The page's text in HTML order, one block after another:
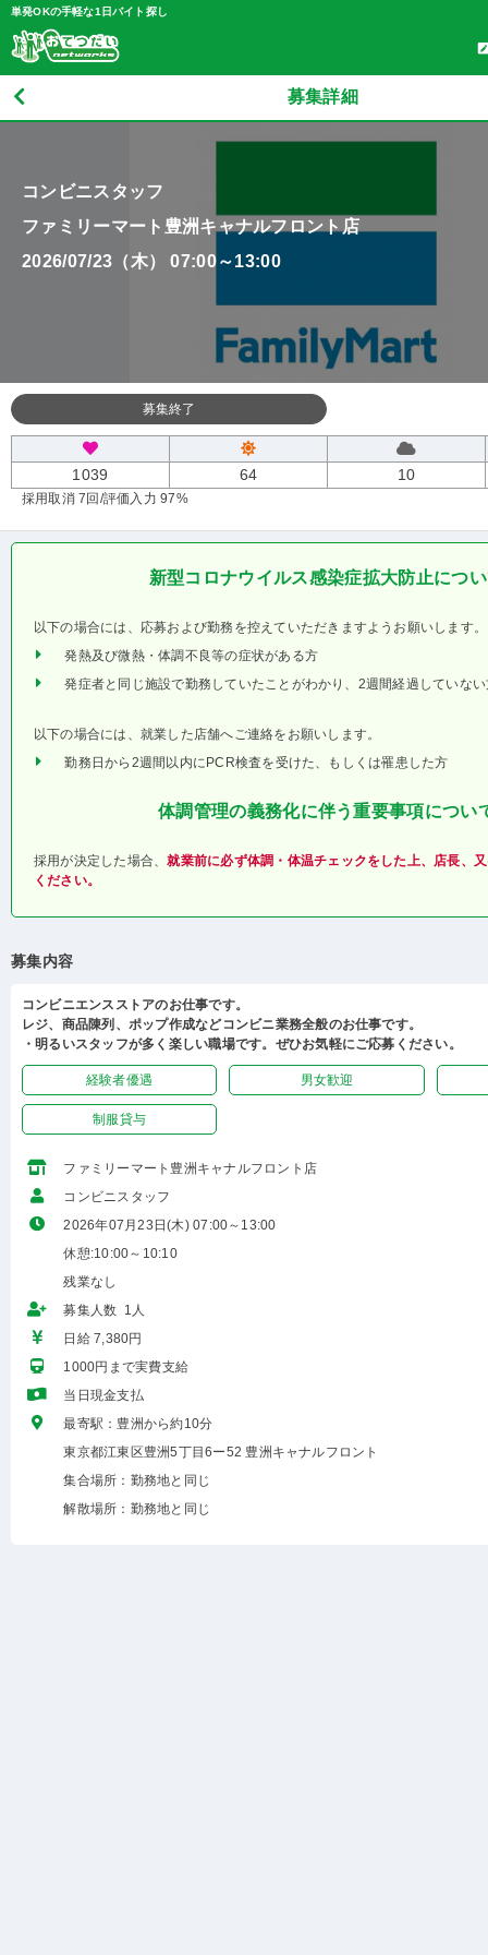
単発OKの手軽な1日バイト探し
募集詳細
コンビニスタッフ
ファミリーマート豊洲キャナルフロント店
2026/07/23（木） 07:00～13:00
募集終了
1039 64 10
採用取消 7回 /評価入力 97%
新型コロナウイルス感染症拡大防止につ
以下の場合には、応募および勤務を控えていただきますようお願いします。
発熱及び微熱・体調不良等の症状がある方
発症者と同じ施設で勤務していたことがわかり、2週間経過していな
以下の場合には、就業した店舗へご連絡をお願いします。
勤務日から2週間以内にPCR検査を受けた、もしくは罹患した方
体調管理の義務化に伴う重要事項につい
採用が決定した場合、就業前に必ず体調・体温チェックをした上、店長、
ください。
募集内容
コンビニエンスストアのお仕事です。
レジ、商品陳列、ポップ作成などコンビニ業務全般のお仕事です。
・明るいスタッフが多く楽しい職場です。ぜひお気軽にご応募ください。
経験者優遇 男女歓迎
制服貸与
ファミリーマート豊洲キャナルフロント店
コンビニスタッフ
2026年07月23日(木) 07:00～13:00
休憩:10:00～10:10
残業なし
募集人数 1人
日給 7,380円
1000円まで実費支給
当日現金支払
最寄駅：豊洲から約10分
東京都江東区豊洲5丁目6ー52 豊洲キャナルフロント
集合場所：勤務地と同じ
解散場所：勤務地と同じ